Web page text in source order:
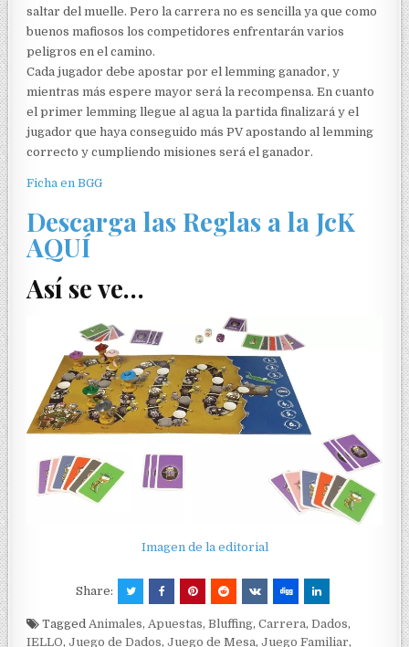
saltar del muelle. Pero la carrera no es sencilla ya que como
buenos mafiosos los competidores enfrentarán varios
peligros en el camino.
Cada jugador debe apostar por el lemming ganador, y
mientras más espere mayor será la recompensa. En cuanto
el primer lemming llegue al agua la partida finalizará y el
jugador que haya conseguido más PV apostando al lemming
correcto y cumpliendo misiones será el ganador.
Ficha en BGG
Descarga las Reglas a la JcK
AQUÍ
Así se ve…
Imagen de la editorial
Share:
Tagged Animales, Apuestas,Bluffing,Carrera,Dados,
IELLO,Juego de Dados,Juego de Mesa,Juego Familiar,